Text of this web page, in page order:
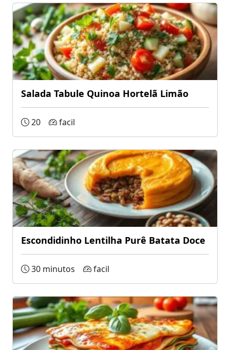
Salada Tabule Quinoa Hortelã Limão
20 facil
Escondidinho Lentilha Purê Batata Doce
30 minutos facil